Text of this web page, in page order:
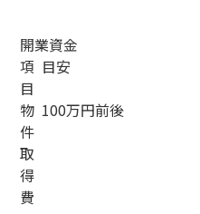
開業資金
項
目
目安
物
件
取
得
費
100万円前後